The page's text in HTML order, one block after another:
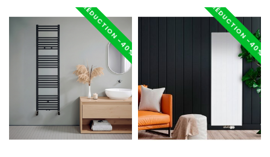
RÉDUCTION -40% RÉDUCTION -40%